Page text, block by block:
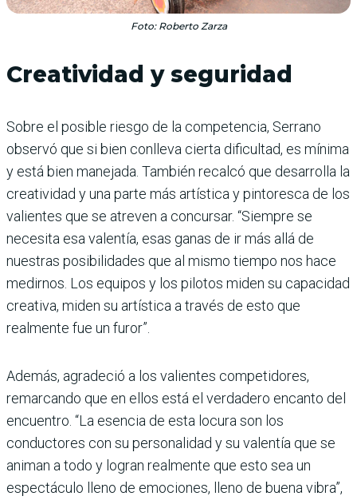
Foto: Roberto Zarza
Creatividad y seguridad
Sobre el posible riesgo de la competencia, Serrano
observó que si bien conlleva cierta dificultad, es mínima
y está bien manejada. También recalcó que desarrolla la
creatividad y una parte más artística y pintoresca de los
valientes que se atreven a concursar. “Siempre se
necesita esa valentía, esas ganas de ir más allá de
nuestras posibilidades que al mismo tiempo nos hace
medirnos. Los equipos y los pilotos miden su capacidad
creativa, miden su artística a través de esto que
realmente fue un furor”.
Además, agradeció a los valientes competidores,
remarcando que en ellos está el verdadero encanto del
encuentro. “La esencia de esta locura son los
conductores con su personalidad y su valentía que se
animan a todo y logran realmente que esto sea un
espectáculo lleno de emociones, lleno de buena vibra”,